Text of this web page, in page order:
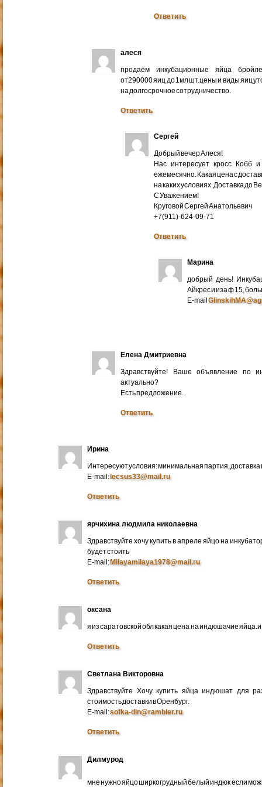
Ответить
алеся
продаём инкубационные яйца
от290000 яиц до 1мл шт.цены и виды яиц
на долгосрочное сотрудничество.
Ответить
Сергей
Добрый вечер Алеся!
Нас интересует кросс Кобб
ежемесячно. Какая цена с
на каких условиях. Доставка до
С Уважением!
Круговой Сергей Анатольевич
+7(911)-624-09-71
Ответить
Марина
добрый день!
Айкрес и иза ф 15,
E-mail
Елена Дмитриевна
Здравствуйте! Ваше объявление по
актуально?
Есть предложение.
Ответить
Ирина
Интересуют условия: минимальная партия, доставка
E-mail:lecsus33@mail.ru
Ответить
ярчихина людмила николаевна
Здравствуйте хочу купить в апреле яйцо на
будет стоить
E-mail:Milayamilaya1978@mail.ru
Ответить
оксана
я из саратовской обл какая цена на индюшачие яйца.и
Ответить
Светлана Викторовна
Здравствуйте Хочу купить яйца индюшат для
стоимость доставки в Оренбург.
E-mail:sofka-din@rambler.ru
Ответить
Дилмурод
мне нужно яйцо ширкогрудный белый индюк если